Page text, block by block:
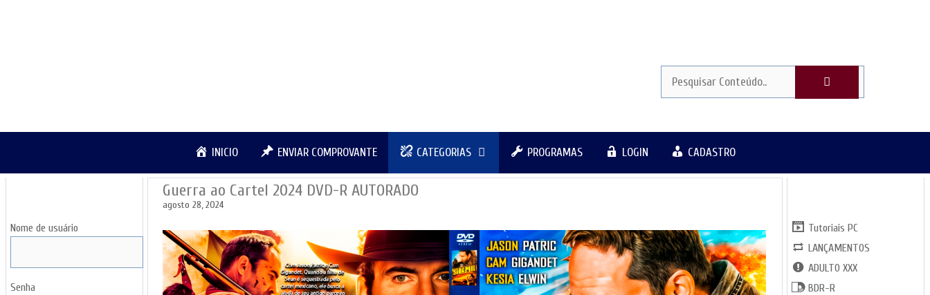
INICIO ENVIAR COMPROVANTE CATEGORIAS PROGRAMAS LOGIN CADASTRO
Guerra ao Cartel 2024 DVD-R AUTORADO
agosto 28, 2024
Nome de usuário
Senha
Tutoriais PC
LANÇAMENTOS
ADULTO XXX
BDR-R